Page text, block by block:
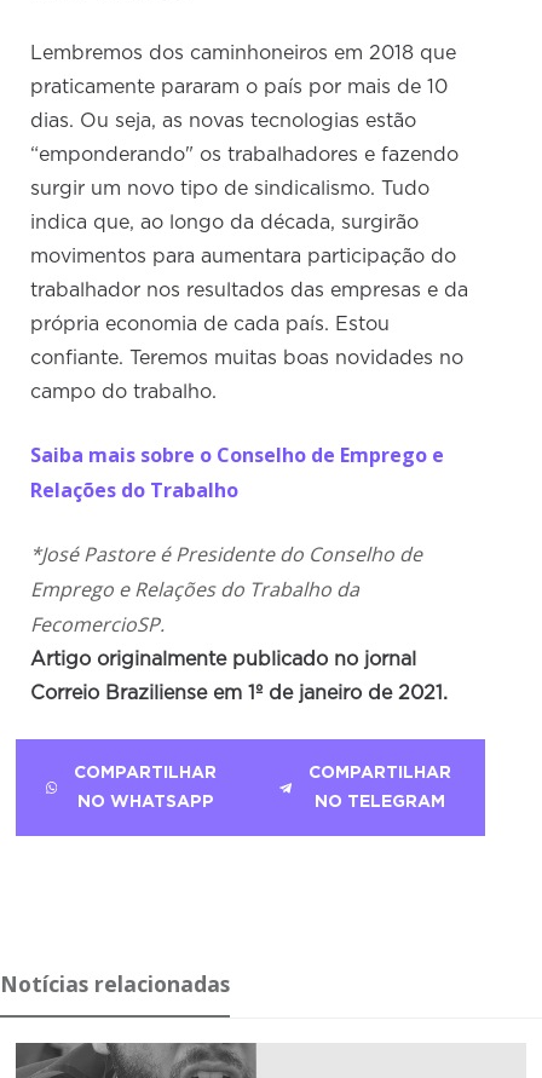
Lembremos dos caminhoneiros em 2018 que
praticamente pararam o país por mais de 10
dias. Ou seja, as novas tecnologias estão
“emponderando" os trabalhadores e fazendo
surgir um novo tipo de sindicalismo. Tudo
indica que, ao longo da década, surgirão
movimentos para aumentara participação do
trabalhador nos resultados das empresas e da
própria economia de cada país. Estou
confiante. Teremos muitas boas novidades no
campo do trabalho.
Saiba mais sobre o Conselho de Emprego e
Relações do Trabalho
*José Pastore é Presidente do Conselho de
Emprego e Relações do Trabalho da
FecomercioSP.
Artigo originalmente publicado no jornal
Correio Braziliense em 1º de janeiro de 2021.
COMPARTILHAR
NO WHATSAPP
COMPARTILHAR
NO TELEGRAM
Notícias relacionadas